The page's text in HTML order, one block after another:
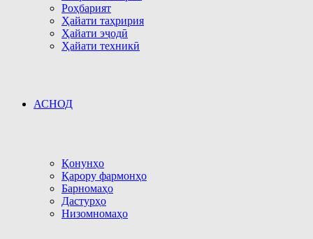
Роҳбарият
Ҳайати таҳририя
Ҳайати эҷодӣ
Ҳайати техникӣ
АСНОД
Қонунҳо
Қарору фармонҳо
Барномаҳо
Дастурҳо
Низомномаҳо